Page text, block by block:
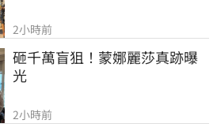
2小時前
砸千萬盲狙！蒙娜麗莎真跡曝
光
2小時前